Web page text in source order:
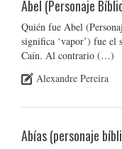
Abel (Personaje
Quién fue Abel
significa ‘vapor’) fue el
Caín. Al contrario (…)
Alexandre Pereira
Abías (personaje